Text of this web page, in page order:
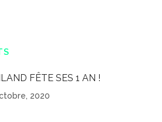
FÊTE SES 1 AN !
2020